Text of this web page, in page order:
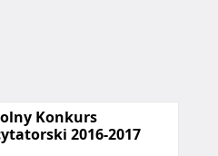
Konkurs
2016-2017